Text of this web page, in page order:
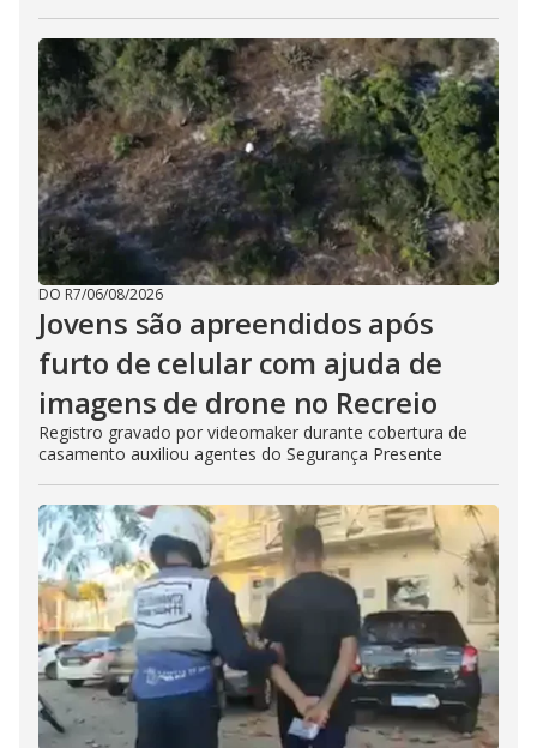
DO R7/06/08/2026
Jovens são apreendidos após
furto de celular com ajuda de
imagens de drone no Recreio
Registro gravado por videomaker durante cobertura de
casamento auxiliou agentes do Segurança Presente